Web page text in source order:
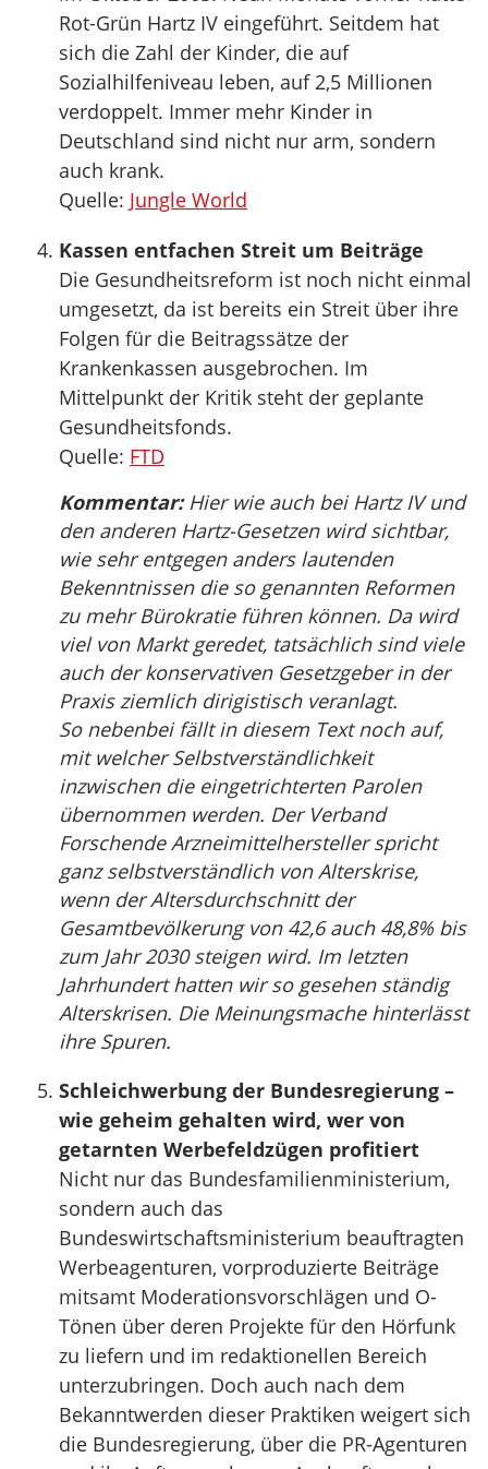
Rot-Grün Hartz IV eingeführt. Seitdem hat
sich die Zahl der Kinder, die auf
Sozialhilfeniveau leben, auf 2,5 Millionen
verdoppelt. Immer mehr Kinder in
Deutschland sind nicht nur arm, sondern
auch krank.
Quelle: Jungle World
Kassen entfachen Streit um Beiträge
Die Gesundheitsreform ist noch nicht einmal
umgesetzt, da ist bereits ein Streit über ihre
Folgen für die Beitragssätze der
Krankenkassen ausgebrochen. Im
Mittelpunkt der Kritik steht der geplante
Gesundheitsfonds.
Quelle: FTD
Kommentar:Hier wie auch bei Hartz IV und
den anderen Hartz-Gesetzen wird sichtbar,
wie sehr entgegen anders lautenden
Bekenntnissen die so genannten Reformen
zu mehr Bürokratie führen können. Da wird
viel von Markt geredet, tatsächlich sind viele
auch der konservativen Gesetzgeber in der
Praxis ziemlich dirigistisch veranlagt.
So nebenbei fällt in diesem Text noch auf,
mit welcher Selbstverständlichkeit
inzwischen die eingetrichterten Parolen
übernommen werden. Der Verband
Forschende Arzneimittelhersteller spricht
ganz selbstverständlich von Alterskrise,
wenn der Altersdurchschnitt der
Gesamtbevölkerung von 42,6 auch 48,8% bis
zum Jahr 2030 steigen wird. Im letzten
Jahrhundert hatten wir so gesehen ständig
Alterskrisen. Die Meinungsmache hinterlässt
ihre Spuren.
Schleichwerbung der Bundesregierung –
wie geheim gehalten wird, wer von
getarnten Werbefeldzügen profitiert
Nicht nur das Bundesfamilienministerium,
sondern auch das
Bundeswirtschaftsministerium beauftragten
Werbeagenturen, vorproduzierte Beiträge
mitsamt Moderationsvorschlägen und O-
Tönen über deren Projekte für den Hörfunk
zu liefern und im redaktionellen Bereich
unterzubringen. Doch auch nach dem
Bekanntwerden dieser Praktiken weigert sich
die Bundesregierung, über die PR-Agenturen